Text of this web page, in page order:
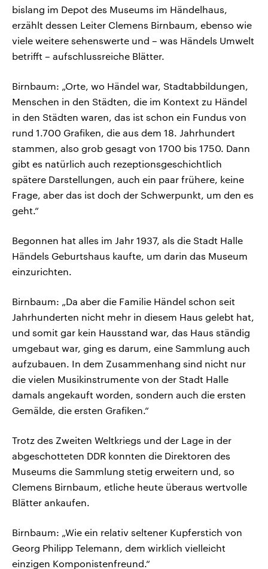
bislang im Depot des Museums im Händelhaus,
erzählt dessen Leiter Clemens Birnbaum, ebenso wie
viele weitere sehenswerte und – was Händels Umwelt
betrifft – aufschlussreiche Blätter.
Birnbaum: „Orte, wo Händel war, Stadtabbildungen,
Menschen in den Städten, die im Kontext zu Händel
in den Städten waren, das ist schon ein Fundus von
rund 1.700 Grafiken, die aus dem 18. Jahrhundert
stammen, also grob gesagt von 1700 bis 1750. Dann
gibt es natürlich auch rezeptionsgeschichtlich
spätere Darstellungen, auch ein paar frühere, keine
Frage, aber das ist doch der Schwerpunkt, um den es
geht.“
Begonnen hat alles im Jahr 1937, als die Stadt Halle
Händels Geburtshaus kaufte, um darin das Museum
einzurichten.
Birnbaum: „Da aber die Familie Händel schon seit
Jahrhunderten nicht mehr in diesem Haus gelebt hat,
und somit gar kein Hausstand war, das Haus ständig
umgebaut war, ging es darum, eine Sammlung auch
aufzubauen. In dem Zusammenhang sind nicht nur
die vielen Musikinstrumente von der Stadt Halle
damals angekauft worden, sondern auch die ersten
Gemälde, die ersten Grafiken.“
Trotz des Zweiten Weltkriegs und der Lage in der
abgeschotteten DDR konnten die Direktoren des
Museums die Sammlung stetig erweitern und, so
Clemens Birnbaum, etliche heute überaus wertvolle
Blätter ankaufen.
Birnbaum: „Wie ein relativ seltener Kupferstich von
Georg Philipp Telemann, dem wirklich vielleicht
einzigen Komponistenfreund.“